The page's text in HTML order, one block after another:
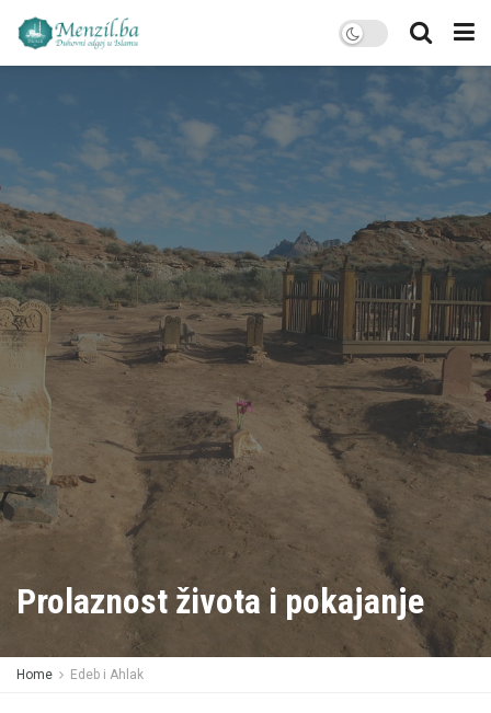
Prolaznost života i pokajanje
Home Edeb i Ahlak